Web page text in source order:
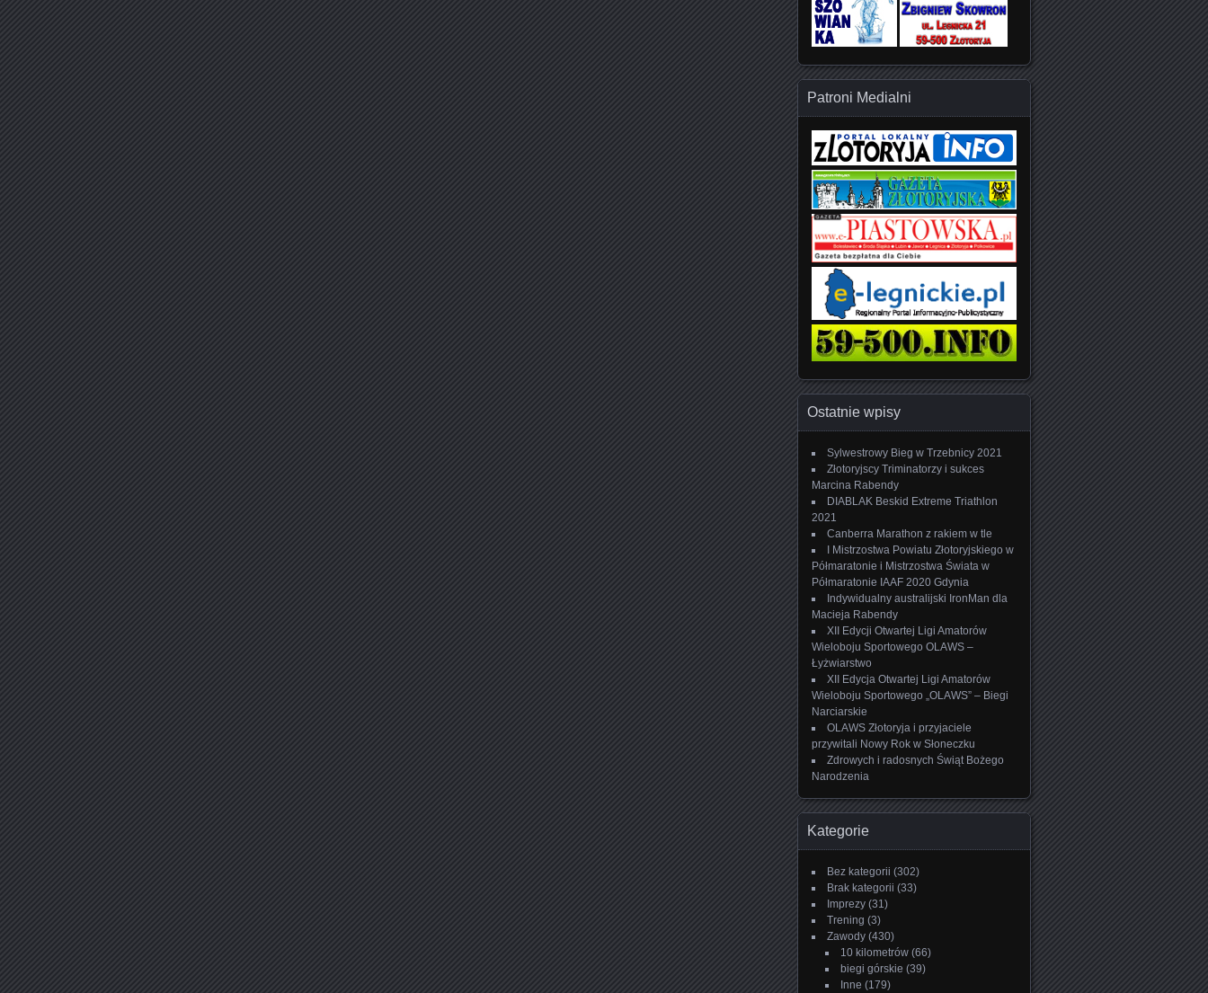
Patroni Medialni
Ostatnie wpisy
Sylwestrowy Bieg w Trzebnicy 2021
Złotoryjscy Triminatorzy i sukces
Marcina Rabendy
DIABLAK Beskid Extreme Triathlon
2021
Canberra Marathon z rakiem w tle
I Mistrzostwa Powiatu Złotoryjskiego w
Półmaratonie i Mistrzostwa Świata w
Półmaratonie IAAF 2020 Gdynia
Indywidualny australijski IronMan dla
Macieja Rabendy
XII Edycji Otwartej Ligi Amatorów
Wieloboju Sportowego OLAWS –
Łyżwiarstwo
XII Edycja Otwartej Ligi Amatorów
Wieloboju Sportowego „OLAWS” – Biegi
Narciarskie
OLAWS Złotoryja i przyjaciele
przywitali Nowy Rok w Słoneczku
Zdrowych i radosnych Świąt Bożego
Narodzenia
Kategorie
Bez kategorii (302)
Brak kategorii (33)
Imprezy (31)
Trening (3)
Zawody (430)
10 kilometrów (66)
biegi górskie (39)
Inne (179)